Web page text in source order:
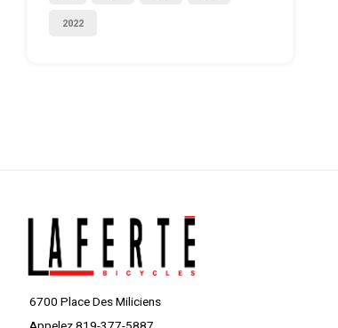
2022
6700 Place Des Miliciens